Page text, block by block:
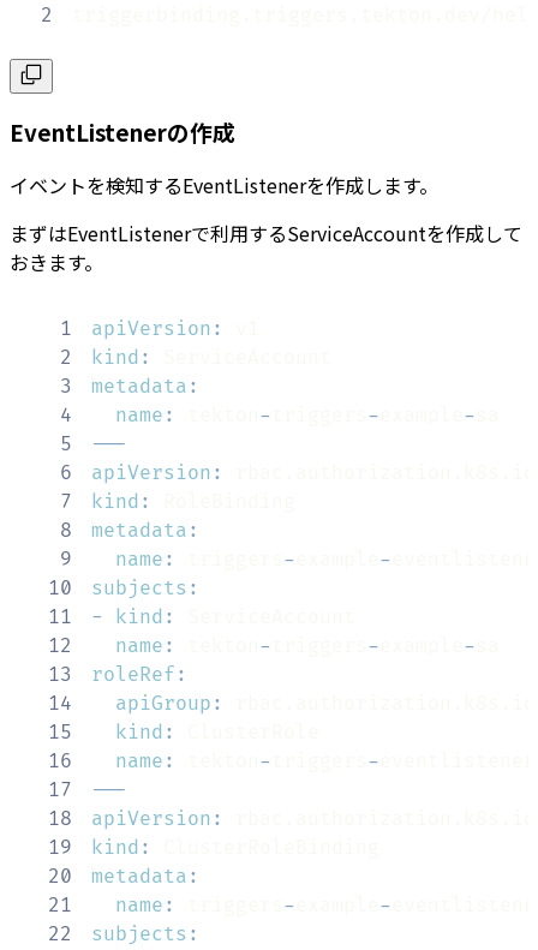
2
EventListenerの作成
イベントを検知するEventListenerを作成します。
まずはEventListenerで利用するServiceAccountを作成して
おきます。
1 apiVersion :
2
kind :
3
metadata :
4
name : - - -
5
---
6
apiVersion :
7
kind :
8
metadata :
9
name : - -
10
subjects :
11
- kind :
12
name : - - -
13
roleRef :
14
apiGroup :
15
kind :
16
name : - -
17
---
18
apiVersion :
19
kind :
20
metadata :
21
name : - -
22
subjects :